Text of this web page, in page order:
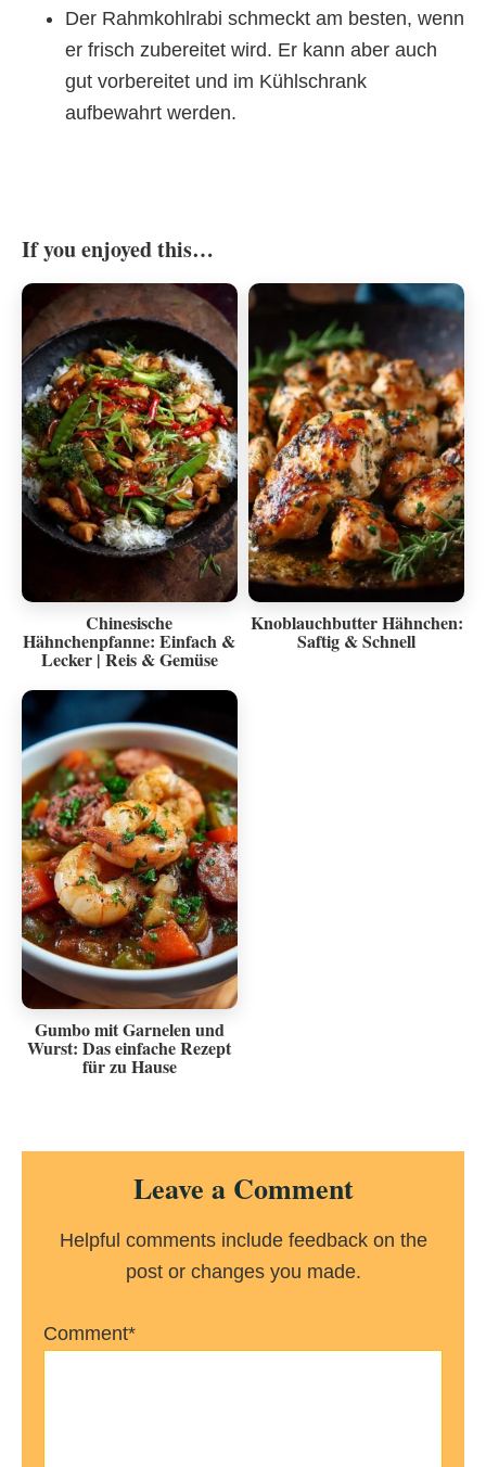
Der Rahmkohlrabi schmeckt am besten, wenn
er frisch zubereitet wird. Er kann aber auch
gut vorbereitet und im Kühlschrank
aufbewahrt werden.
If you enjoyed this…
Chinesische
Hähnchenpfanne: Einfach &
Lecker | Reis & Gemüse
Knoblauchbutter Hähnchen:
Saftig & Schnell
Gumbo mit Garnelen und
Wurst: Das einfache Rezept
für zu Hause
Reader
InteractionsLeave a Comment
Helpful comments include feedback on the
post or changes you made.
Comment*